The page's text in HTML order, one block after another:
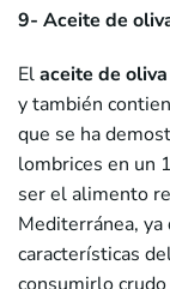
9- Aceite de
Elaceite de oliva
y también
que se ha
lombrices en un
ser el alimento
Mediterránea, ya
características